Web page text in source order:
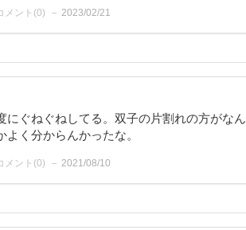
メント(0) 2023/02/21
にぐねぐねしてる。双子の片割れの方がな
く分からんかったな。
メント(0) 2021/08/10